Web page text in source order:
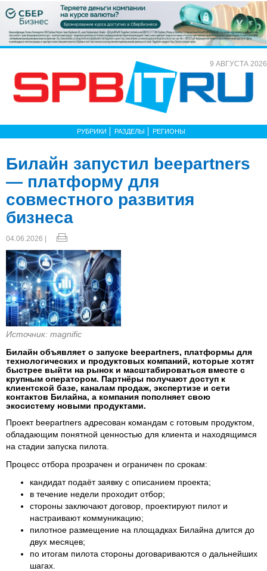
9 АВГУСТА 2026
РУБРИКИ РАЗДЕЛЫ РЕГИОНЫ
Билайн запустил beepartners
— платформу для
совместного развития
бизнеса
04.06.2026 |
Источник: magnific
Билайн объявляет о запуске beepartners, платформы для
технологических и продуктовых компаний, которые хотят
быстрее выйти на рынок и масштабироваться вместе с
крупным оператором. Партнёры получают доступ к
клиентской базе, каналам продаж, экспертизе и сети
контактов Билайна, а компания пополняет свою
экосистему новыми продуктами.
Проект beepartners адресован командам с готовым продуктом,
обладающим понятной ценностью для клиента и находящимся
на стадии запуска пилота.
Процесс отбора прозрачен и ограничен по срокам:
кандидат подаёт заявку с описанием проекта;
в течение недели проходит отбор;
стороны заключают договор, проектируют пилот и
настраивают коммуникацию;
пилотное размещение на площадках Билайна длится до
двух месяцев;
по итогам пилота стороны договариваются о дальнейших
шагах.